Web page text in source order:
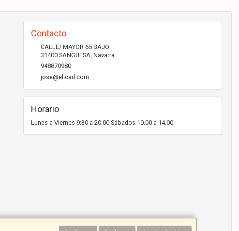
Contacto
CALLE/ MAYOR 65 BAJO
31400 SANGÜESA Navarra
948870980
jose@elicad.com
Horario
Lunes a Viernes 9:30 a 20:00 Sábados 10.00 a 14.00